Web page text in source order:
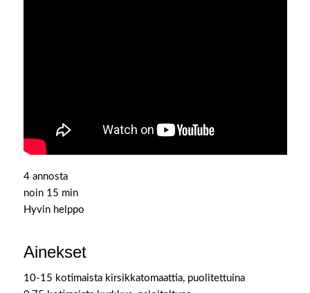
4 annosta
noin 15 min
Hyvin helppo
Ainekset
10-15 kotimaista kirsikkatomaattia, puolitettuina